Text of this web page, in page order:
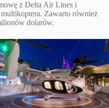
z Delta Air Lines i
multikoptera. Zawarto również
dolarów.